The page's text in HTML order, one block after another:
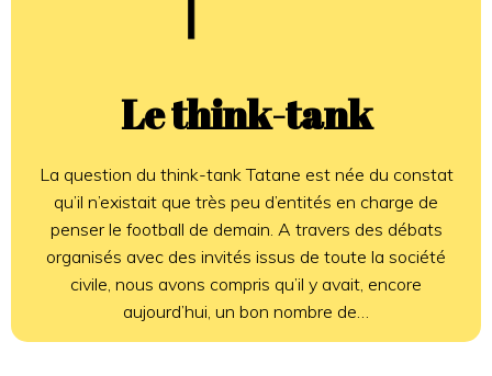
Le think-tank
La question du think-tank Tatane est née du constat
qu’il n’existait que très peu d’entités en charge de
penser le football de demain. A travers des débats
organisés avec des invités issus de toute la société
civile, nous avons compris qu’il y avait, encore
aujourd’hui, un bon nombre de…